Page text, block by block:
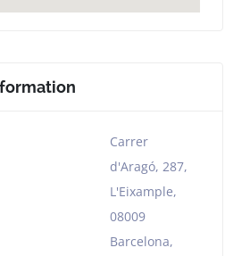
Carrer
d'Aragó, 287,
L'Eixample,
08009
Barcelona,